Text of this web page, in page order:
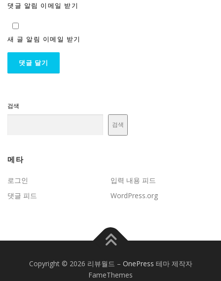
댓글 알림 이메일 받기
새 글 알림 이메일 받기
검색
검색
메타
로그인
입력 내용 피드
댓글 피드
WordPress.org
Copyright © 2026 리뷰월드 – OnePress 테마 제작자
FameThemes